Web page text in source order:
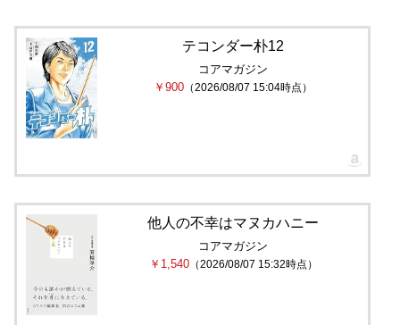
テコンダー朴12
コアマガジン
￥900 （2026/08/07 15:04時点）
他人の不幸はマヌカハニー
コアマガジン
￥1,540（2026/08/07 15:32時点）